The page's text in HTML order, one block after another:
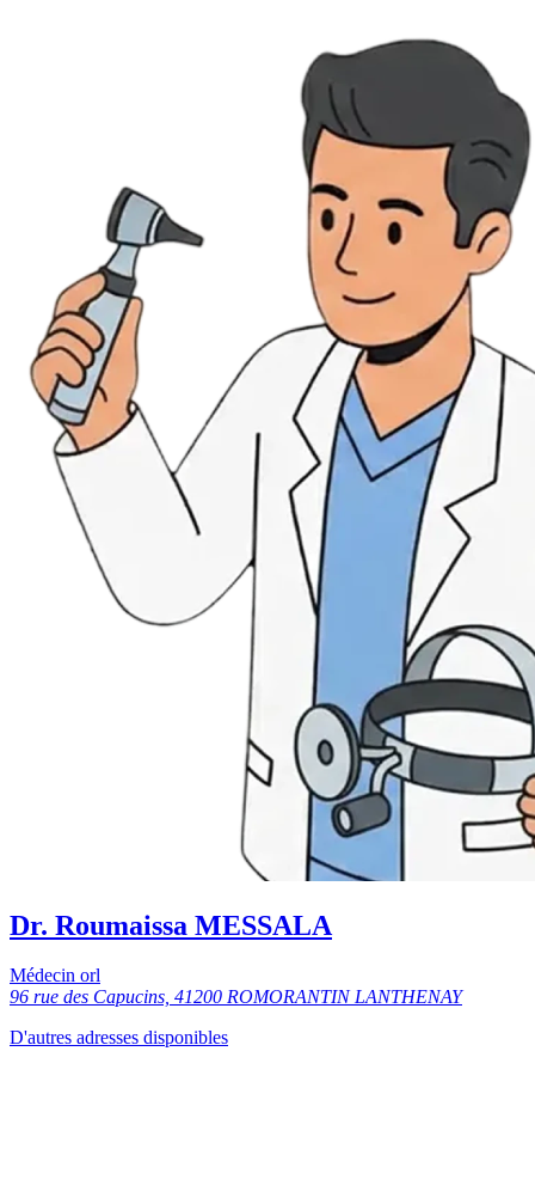
Dr. Roumaissa MESSALA
Médecin orl
96 rue des Capucins, 41200 ROMORANTIN LANTHENAY
D'autres adresses disponibles